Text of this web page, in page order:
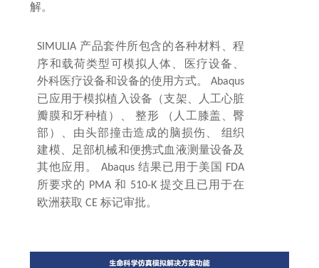
解。
SIMULIA 产品套件所包含的各种材料、程
序和载荷类型可模拟人体、医疗设备、
外科医疗设备和设备的使用方式。Abaqus
已应用于模拟植入设备（支架、人工心脏
瓣膜和牙种植）、 整形 （人工膝盖、臀
部）、由头部撞击造成的脑损伤、 组织
建模、足部机械和便携式血液测量设备及
其他应用。Abaqus 结果已用于美国 FDA
所要求的 PMA和 510-K提交且已用于在
欧洲获取CE标记审批。